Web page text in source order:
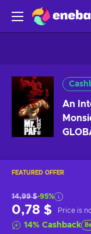
An
FEATURED OFFER
14,99 $-95%
0,78 $ Price is
14% Cashback